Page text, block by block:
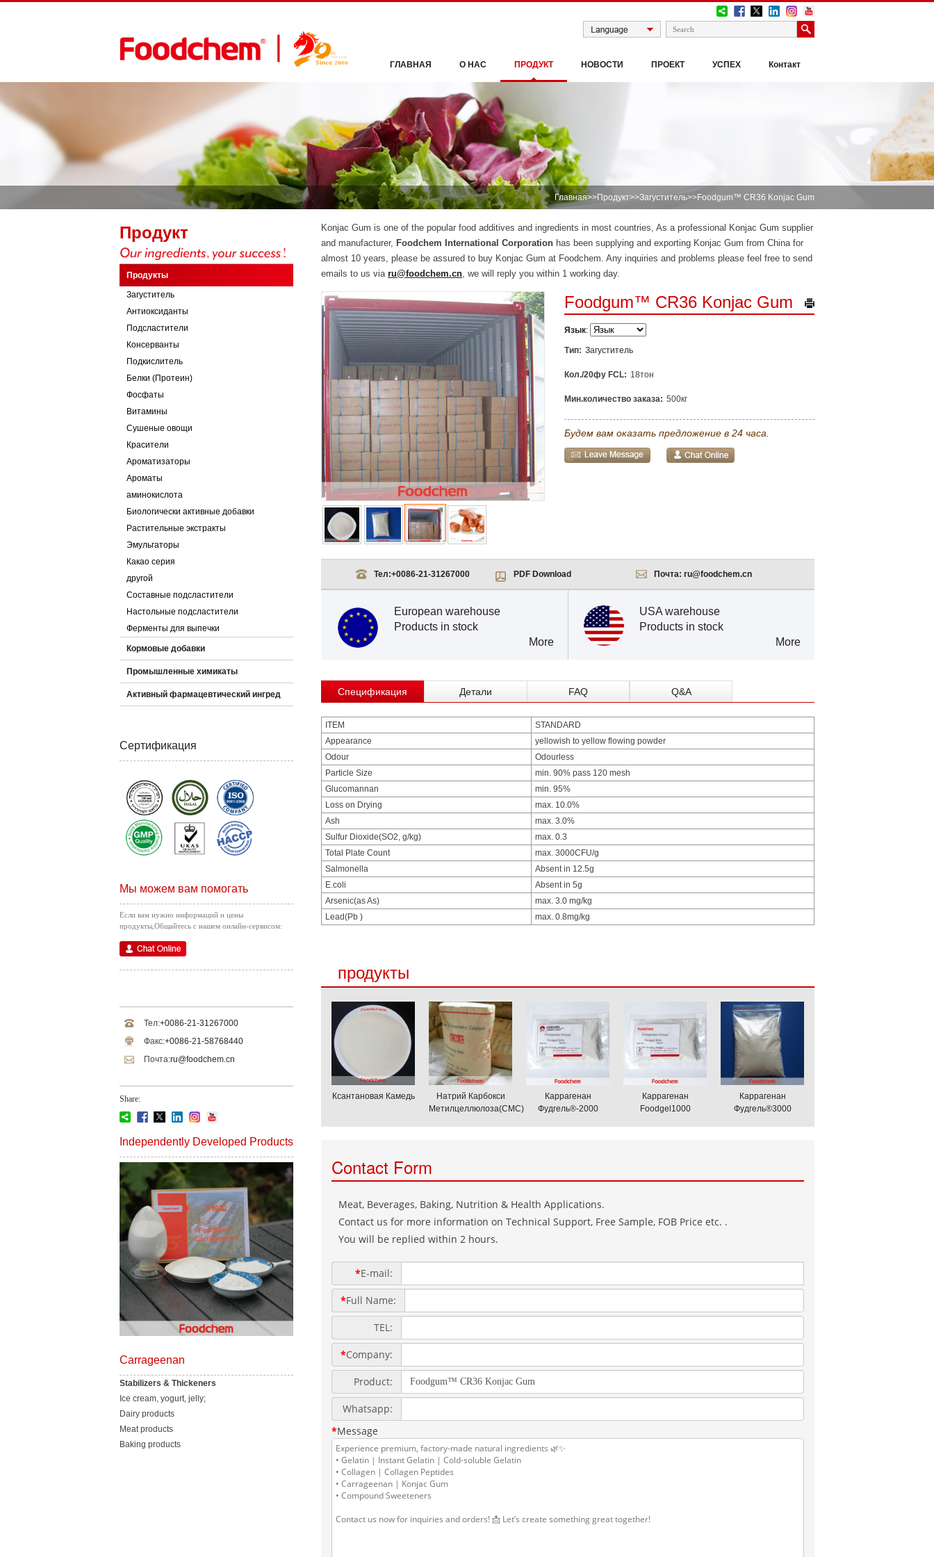
ГЛАВНАЯ О НАС ПРОДУКТ НОВОСТИ ПРОЕКТ УСПЕХ Контакт
Главная>>Продукт>>Загуститель>>Foodgum™ CR36 Konjac Gum
Продукт
Продукты
Загуститель
Антиоксиданты
Подсластители
Консерванты
Подкислитель
Белки (Протеин)
Фосфаты
Витамины
Сушеные овощи
Красители
Ароматизаторы
Ароматы
аминокислота
Биологически активные добавки
Растительные экстракты
Эмульгаторы
Какао серия
другой
Составные подсластители
Настольные подсластители
Ферменты для выпечки
Кормовые добавки
Промышленные химикаты
Активный фармацевтический ингред
Сертификация
Мы можем вам помогать
Если вам нужно информаций и цены
продукты,Общайтесь с нашем онлайн-сервисом:
Тел:+0086-21-31267000
Факс:+0086-21-58768440
Почта:ru@foodchem.cn
Share:
Independently Developed Products
Carrageenan
Stabilizers & Thickeners
Ice cream, yogurt, jelly;
Dairy products
Meat products
Baking products
Konjac Gum is one of the popular food additives and ingredients in most countries, As a professional Konjac Gum supplier
and manufacturer, Foodchem International Corporation has been supplying and exporting Konjac Gum from China for
almost 10 years, please be assured to buy Konjac Gum at Foodchem. Any inquiries and problems please feel free to send
emails to us via ru@foodchem.cn, we will reply you within 1 working day.
Foodgum™ CR36 Konjac Gum
Язык:
Тип: Загуститель
Кол./20фу FCL: 18тон
Мин.количество заказа: 500кг
Будем вам оказать предложение в 24 часа.
Тел:+0086-21-31267000 PDF Download Почта: ru@foodchem.cn
European warehouse
Products in stock
More
USA warehouse
Products in stock
More
Спецификация Детали FAQ Q&A
ITEM
STANDARD
Appearance
yellowish to yellow flowing powder
Odour
Odourless
Particle Size
min. 90% pass 120 mesh
Glucomannan
min. 95%
Loss on Drying
max. 10.0%
Ash
max. 3.0%
Sulfur Dioxide(SO2, g/kg)
max. 0.3
Total Plate Count
max. 3000CFU/g
Salmonella
Absent in 12.5g
E.coli
Absent in 5g
Arsenic(as As)
max. 3.0 mg/kg
Lead(Pb )
max. 0.8mg/kg
продукты
Ксантановая Камедь
Натрий Карбокси
Метилцеллюлоза(CMC)
Каррагенан
Фудгель®-2000
Каррагенан
Foodgel1000
Каррагенан
Фудгель®3000